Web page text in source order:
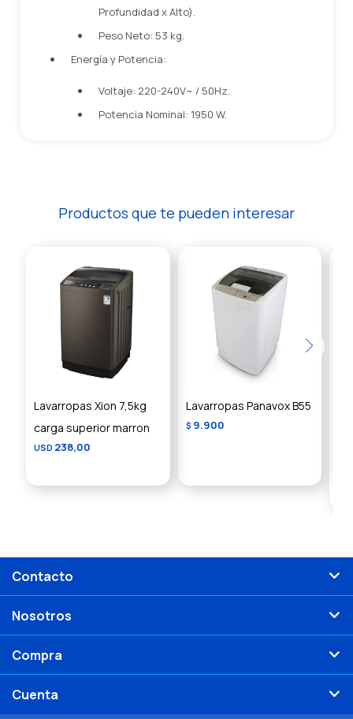
Profundidad x Alto).
Peso Neto: 53 kg.
Energía y Potencia:
Voltaje: 220-240V~ / 50Hz.
Potencia Nominal: 1950 W.
Productos que te pueden interesar
Lavarropas Xion 7,5kg
carga superior marron
USD 238,00
Lavarropas Panavox B55
$ 9.900
Contacto
Nosotros
Compra
Cuenta